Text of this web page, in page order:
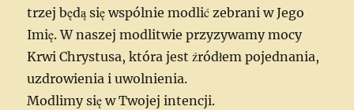
trzej będą się wspólnie modlić zebrani w Jego
Imię. W naszej modlitwie przyzywamy mocy
Krwi Chrystusa, która jest źródłem pojednania,
uzdrowienia i uwolnienia.
Modlimy się w Twojej intencji.